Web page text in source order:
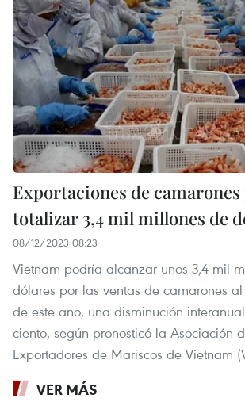
Exportaciones de
totalizar 3,4 mil millones de
08/12/2023 08:23
Vietnam podría alcanzar unos 3,4 mil
dólares por las ventas de camarones
de este año, una disminución
ciento, según pronosticó la Asociación
Exportadores de Mariscos de Vietnam
VER MÁS